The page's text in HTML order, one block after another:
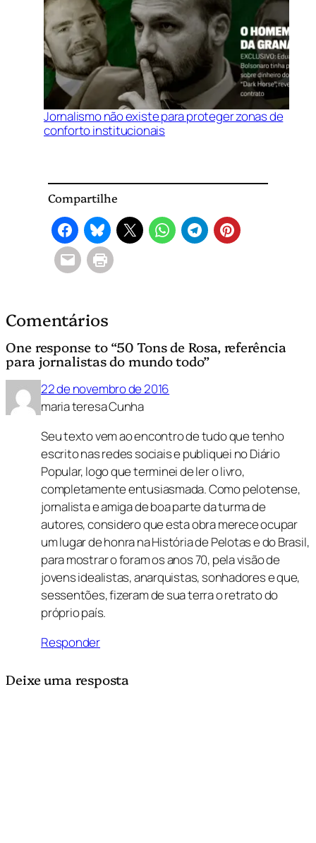
Jornalismo não existe para proteger zonas de
conforto institucionais
Compartilhe
Comentários
One response to “50 Tons de Rosa, referência
para jornalistas do mundo todo”
22 de novembro de 2016
maria teresa Cunha
Seu texto vem ao encontro de tudo que tenho
escrito nas redes sociais e publiquei no Diário
Popular, logo que terminei de ler o livro,
completamente entusiasmada. Como pelotense,
jornalista e amiga de boa parte da turma de
autores, considero que esta obra merece ocupar
um lugar de honra na História de Pelotas e do Brasil,
para mostrar o foram os anos 70, pela visão de
jovens idealistas, anarquistas, sonhadores e que,
sessentões, fizeram de sua terra o retrato do
próprio país.
Responder
Deixe uma resposta